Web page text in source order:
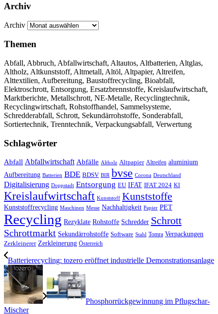
Archiv
Archiv
Themen
Abfall, Abbruch, Abfallwirtschaft, Altautos, Altbatterien, Altglas,
Altholz, Altkunststoff, Altmetall, Altöl, Altpapier, Altreifen,
Alttextilien, Aufbereitung, Baustoffrecycling, Bioabfall,
Elektroschrott, Entsorgung, Ersatzbrennstoffe, Kreislaufwirtschaft,
Marktberichte, Metallschrott, NE-Metalle, Recyclingtechnik,
Recyclingwirtschaft, Rohstoffhandel, Sammelsysteme,
Schredderabfall, Schrott, Sekundärrohstoffe, Sonderabfall,
Sortiertechnik, Trenntechnik, Verpackungsabfall, Verwertung
Schlagwörter
Abfall Abfallwirtschaft Abfälle Altholz Altpapier Altreifen aluminium
Aufbereitung Batterien BDE BDSV BIR bvse Corona Deutschland
Digitalisierung Doppstadt Entsorgung EU IFAT IFAT 2024 KI
Kreislaufwirtschaft Kunststoff Kunststoffe
Kunststoffrecycling Maschinen Messe Nachhaltigkeit Papier PET
Recycling Rezyklate Rohstoffe Schredder Schrott
Schrottmarkt Sekundärrohstoffe Software Stahl Tomra Verpackungen
Zerkleinerer Zerkleinerung Österreich
Batterierecycling: tozero eröffnet industrielle Demonstrations­anlage
Phosphorrückgewinnung im Pflugschar-
Mischer